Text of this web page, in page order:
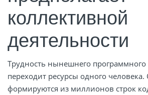
коллективной
деятельности
Трудность нынешнего программного
переходит ресурсы одного
формируются из миллионов строк